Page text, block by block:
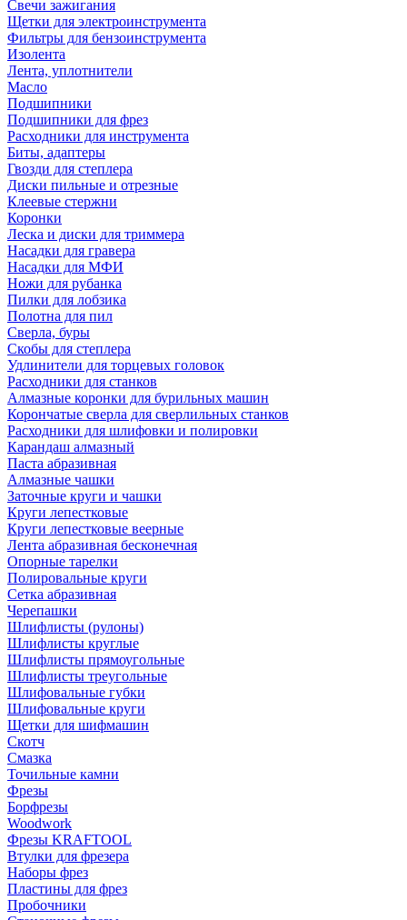
Свечи зажигания
Щетки для электроинструмента
Фильтры для бензоинструмента
Изолента
Лента, уплотнители
Масло
Подшипники
Подшипники для фрез
Расходники для инструмента
Биты, адаптеры
Гвозди для степлера
Диски пильные и отрезные
Клеевые стержни
Коронки
Леска и диски для триммера
Насадки для гравера
Насадки для МФИ
Ножи для рубанка
Пилки для лобзика
Полотна для пил
Сверла, буры
Скобы для степлера
Удлинители для торцевых головок
Расходники для станков
Алмазные коронки для бурильных машин
Корончатые сверла для сверлильных станков
Расходники для шлифовки и полировки
Карандаш алмазный
Паста абразивная
Алмазные чашки
Заточные круги и чашки
Круги лепестковые
Круги лепестковые веерные
Лента абразивная бесконечная
Опорные тарелки
Полировальные круги
Сетка абразивная
Черепашки
Шлифлисты (рулоны)
Шлифлисты круглые
Шлифлисты прямоугольные
Шлифлисты треугольные
Шлифовальные губки
Шлифовальные круги
Щетки для шифмашин
Скотч
Смазка
Точильные камни
Фрезы
Борфрезы
Woodwork
Фрезы KRAFTOOL
Втулки для фрезера
Наборы фрез
Пластины для фрез
Пробочники